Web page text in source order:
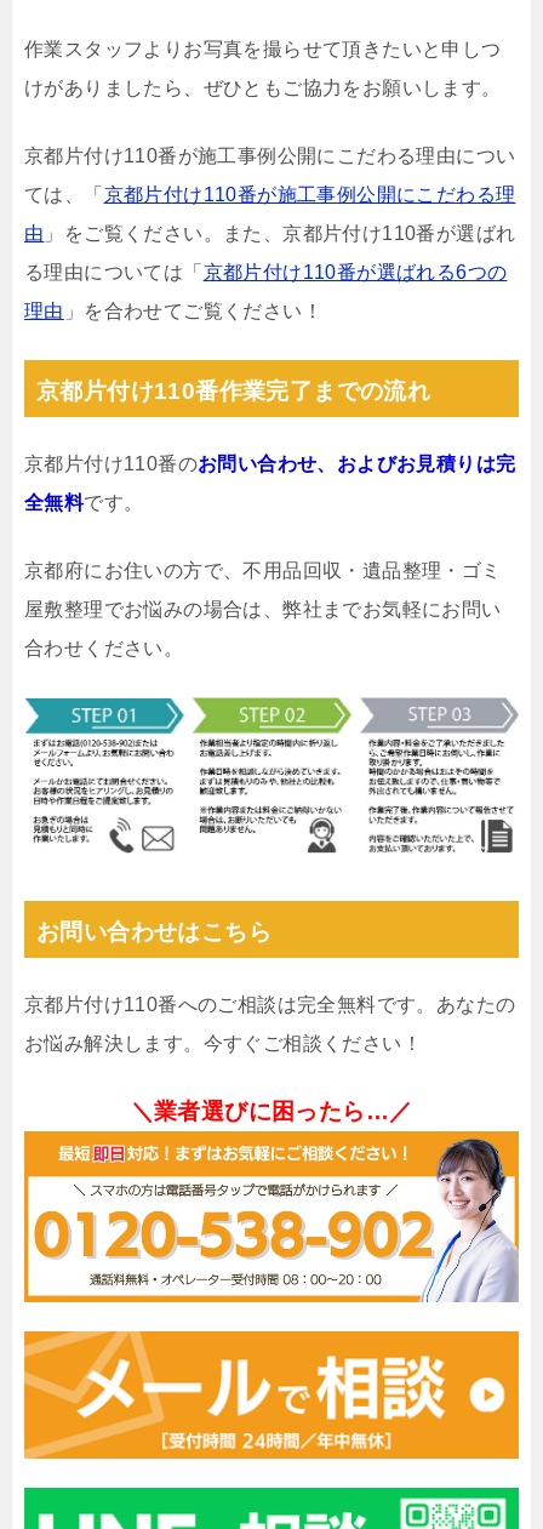
作業スタッフよりお写真を撮らせて頂きたいと申しつ
けがありましたら、ぜひともご協力をお願いします。
京都片付け110番が施工事例公開にこだわる理由につい
ては、「 京都片付け110番が施工事例公開にこだわる理
由 」をご覧ください。また、京都片付け110番が選ばれ
る理由については「 京都片付け110番が選ばれる6つの
理由 」を合わせてご覧ください！
京都片付け110番作業完了までの流れ
京都片付け110番のお問い合わせ、およびお見積りは完
全無料です。
京都府にお住いの方で、不用品回収・遺品整理・ゴミ
屋敷整理でお悩みの場合は、弊社までお気軽にお問い
合わせください。
お問い合わせはこちら
京都片付け110番へのご相談は完全無料です。あなたの
お悩み解決します。今すぐご相談ください！
＼業者選びに困ったら…／